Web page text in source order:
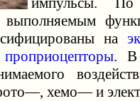
на
проприоцепторы. В
хемо— и